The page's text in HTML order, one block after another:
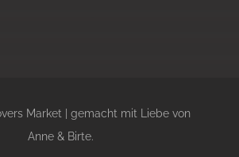
Market | gemacht mit Liebe von
Anne & Birte.